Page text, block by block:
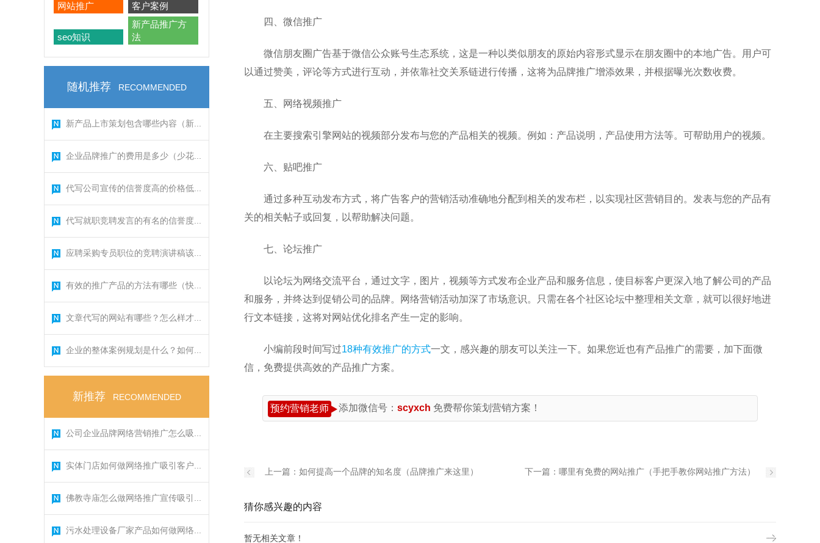
网站推广
客户案例
seo知识
新产品推广方
法
随机推荐 RECOMMENDED
新产品上市策划包含哪些内容（新...
企业品牌推广的费用是多少（少花...
代写公司宣传的信誉度高的价格低...
代写就职竞聘发言的有名的信誉度...
应聘采购专员职位的竞聘演讲稿该...
有效的推广产品的方法有哪些（快...
文章代写的网站有哪些？怎么样才...
企业的整体案例规划是什么？如何...
新推荐 RECOMMENDED
公司企业品牌网络营销推广怎么吸...
实体门店如何做网络推广吸引客户...
佛教寺庙怎么做网络推广宣传吸引...
污水处理设备厂家产品如何做网络...
四、微信推广
微信朋友圈广告基于微信公众账号生态系统，这是一种以类似朋友的原始内容形式显示在朋友圈中的本地广告。用户可
以通过赞美，评论等方式进行互动，并依靠社交关系链进行传播，这将为品牌推广增添效果，并根据曝光次数收费。
五、网络视频推广
在主要搜索引擎网站的视频部分发布与您的产品相关的视频。例如：产品说明，产品使用方法等。可帮助用户的视频。
六、贴吧推广
通过多种互动发布方式，将广告客户的营销活动准确地分配到相关的发布栏，以实现社区营销目的。发表与您的产品有
关的相关帖子或回复，以帮助解决问题。
七、论坛推广
以论坛为网络交流平台，通过文字，图片，视频等方式发布企业产品和服务信息，使目标客户更深入地了解公司的产品
和服务，并终达到促销公司的品牌。网络营销活动加深了市场意识。只需在各个社区论坛中整理相关文章，就可以很好地进
行文本链接，这将对网站优化排名产生一定的影响。
小编前段时间写过18种有效推广的方式一文，感兴趣的朋友可以关注一下。如果您近也有产品推广的需要，加下面微
信，免费提供高效的产品推广方案。
预约营销老师 添加微信号： scyxch 免费帮你策划营销方案！
上一篇： 如何提高一个品牌的知名度（品牌推广来这里） 下一篇： 哪里有免费的网站推广（手把手教你网站推广方法）
猜你感兴趣的内容
暂无相关文章！